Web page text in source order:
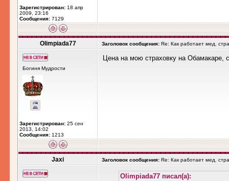
Зарегистрирован: 18 апр
2009, 23:16
Сообщения: 7129
Olimpiada77 Заголовок сообщения: Re: Как работает мед.
Богиня Мудрости
Зарегистрирован: 25 сен
2013, 14:02
Сообщения: 1213
Цена на мою страховку на Обамакаре,
Jaxi Заголовок сообщения: Re: Как работает мед.
Olimpiada77 писал(а):